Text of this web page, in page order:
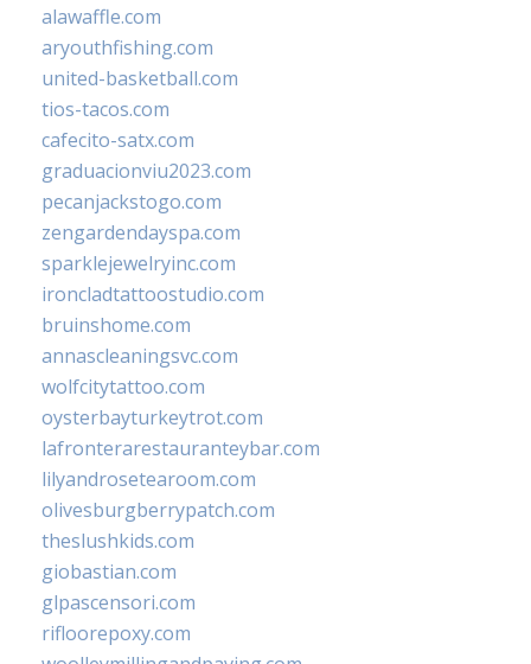
alawaffle.com
aryouthfishing.com
united-basketball.com
tios-tacos.com
cafecito-satx.com
graduacionviu2023.com
pecanjackstogo.com
zengardendayspa.com
sparklejewelryinc.com
ironcladtattoostudio.com
bruinshome.com
annascleaningsvc.com
wolfcitytattoo.com
oysterbayturkeytrot.com
lafronterarestauranteybar.com
lilyandrosetearoom.com
olivesburgberrypatch.com
theslushkids.com
giobastian.com
glpascensori.com
rifloorepoxy.com